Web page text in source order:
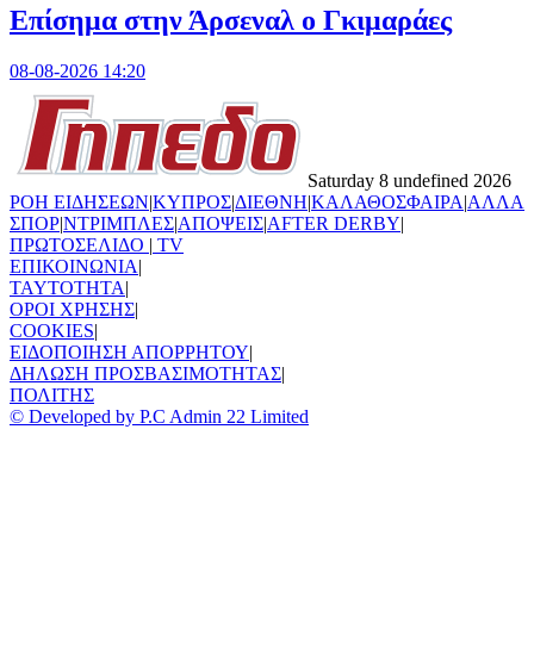
Επίσημα στην Άρσεναλ ο Γκιμαράες
08-08-2026 14:20
Saturday 8 undefined 2026
ΡΟΗ ΕΙΔΗΣΕΩΝ|ΚΥΠΡΟΣ|ΔΙΕΘΝΗ|ΚΑΛΑΘΟΣΦΑΙΡΑ|ΑΛΛΑ
ΣΠΟΡ|ΝΤΡΙΜΠΛΕΣ|ΑΠΟΨΕΙΣ|AFTER DERBY|
ΠΡΩΤΟΣΕΛΙΔΟ | TV
ΕΠΙΚΟΙΝΩΝΙΑ|
TAYTOTHTA|
ΟΡΟΙ ΧΡΗΣΗΣ|
COOKIES|
ΕΙΔΟΠΟΙΗΣΗ ΑΠΟΡΡΗΤΟΥ|
ΔΗΛΩΣΗ ΠΡΟΣΒΑΣΙΜΟΤΗΤΑΣ|
ΠΟΛΙΤΗΣ
© Developed by P.C Admin 22 Limited